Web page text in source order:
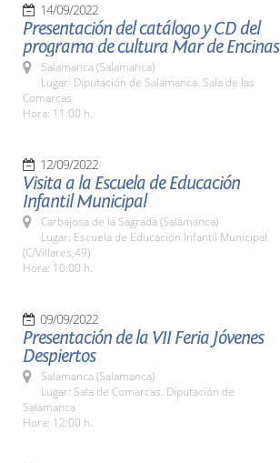
14/09/2022
Presentación del catálogo y CD del
programa de cultura Mar de Encinas
Salamanca (Salamanca)
Lugar: Diputación de Salamanca. Sala de las
Comarcas
Hora: 11:00 h.
12/09/2022
Visita a la Escuela de Educación
Infantil Municipal
Carbajosa de la Sagrada (Salamanca)
Lugar: Escuela de Educación Infantil Municipal
(C/Villares,49)
Hora: 10:00 h.
09/09/2022
Presentación de la VII Feria Jóvenes
Despiertos
Salamanca (Salamanca)
Lugar: Sala de Comarcas. Diputación de
Salamanca
Hora: 12:00 h.